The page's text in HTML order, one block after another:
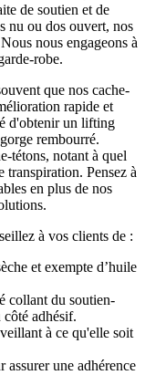
de soutien et de
nu ou dos ouvert, nos
nous engageons à
robe.
que nos cache-
rapide et
d'obtenir un lifting
rembourré.
tétons, notant à quel
transpiration. Pensez à
en plus de nos
à vos clients de :
et exempte d’huile
collant du soutien-
adhésif.
à ce qu'elle soit
une adhérence